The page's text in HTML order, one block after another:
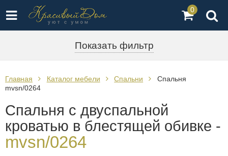
0
Показать фильтр
Главная Каталог мебели Спальни
Спальня
mvsn/0264
Спальня с двуспальной
кроватью в блестящей обивке -
mvsn/0264